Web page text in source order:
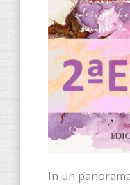
In un